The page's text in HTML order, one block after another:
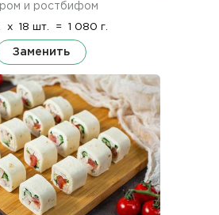
и ростбифом
x 18 шт. = 1 080 г.
Заменить